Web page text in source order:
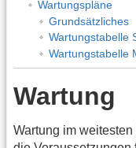
Wartungspläne
Grundsätzliches
Wartungstabelle
Wartungstabelle
Wartung
Wartung im